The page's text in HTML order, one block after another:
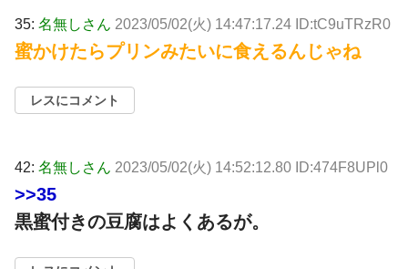
35: 名無しさん 2023/05/02(火) 14:47:17.24 ID:tC9uTRzR0
蜜かけたらプリンみたいに食えるんじゃね
レスにコメント
42: 名無しさん 2023/05/02(火) 14:52:12.80 ID:474F8UPl0
>>35
黒蜜付きの豆腐はよくあるが。